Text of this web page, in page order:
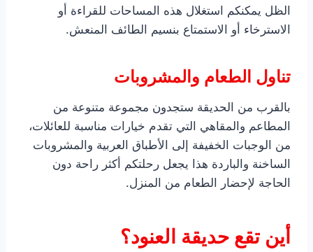
الظل يمكنكم استغلال هذه المساحات للقراءة أو
الاسترخاء أو الاستمتاع بنسيم الطائف المنعش.
تناول الطعام والمشروبات
بالقرب من الحديقة ستجدون مجموعة متنوعة من
المطاعم والمقاهي التي تقدم خيارات مناسبة للعائلات،
من الوجبات الخفيفة إلى الأطباق العربية والمشروبات
الساخنة والباردة هذا يجعل رحلتكم أكثر راحة دون
الحاجة لإحضار الطعام من المنزل.
أين تقع حديقة العنود؟